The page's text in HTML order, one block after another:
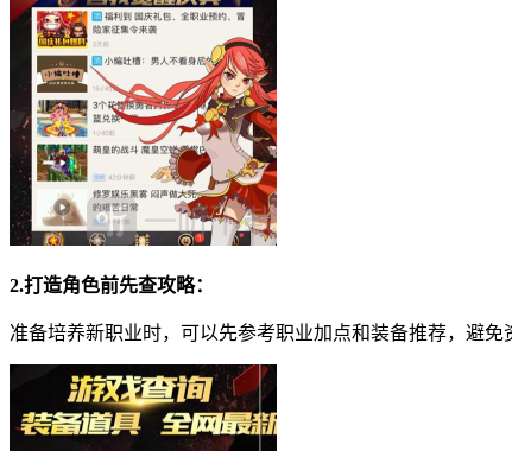
2.打造角色前先查攻略：
准备培养新职业时，可以先参考职业加点和装备推荐，避免